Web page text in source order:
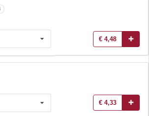
€ 4,48
€ 4,33